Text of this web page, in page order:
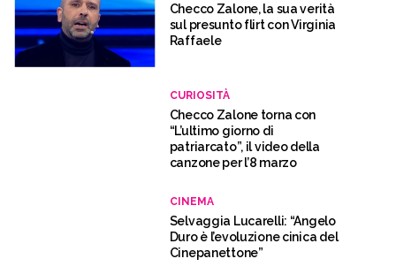
Checco Zalone, la sua verità
sul presunto flirt con Virginia
Raffaele
CURIOSITÀ
Checco Zalone torna con
“L’ultimo giorno di
patriarcato”, il video della
canzone per l’8 marzo
CINEMA
Selvaggia Lucarelli: “Angelo
Duro è l’evoluzione cinica del
Cinepanettone”